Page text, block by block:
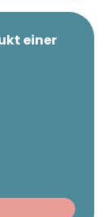
einer